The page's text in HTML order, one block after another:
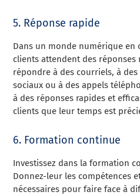
5. Réponse rapide
Dans un monde numérique en
clients attendent des réponses
répondre à des courriels, à
sociaux ou à des appels
à des réponses rapides et
clients que leur temps est
6. Formation continue
Investissez dans la formation
Donnez-leur les compétences
nécessaires pour faire face à